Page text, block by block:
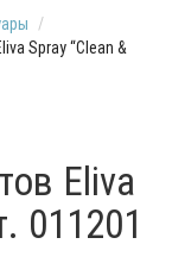
Spray “Clean &
Eliva
011201